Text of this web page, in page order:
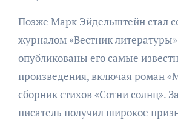
Позже Марк Эйдельштейн стал
журналом «Вестник
опубликованы его самые
произведения, включая роман
сборник стихов «Сотни солнц».
писатель получил широкое